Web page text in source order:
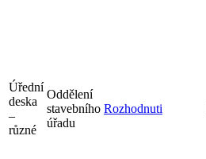
Úřední
deska
–
různé
Oddělení
stavebního
úřadu
Rozhodnuti